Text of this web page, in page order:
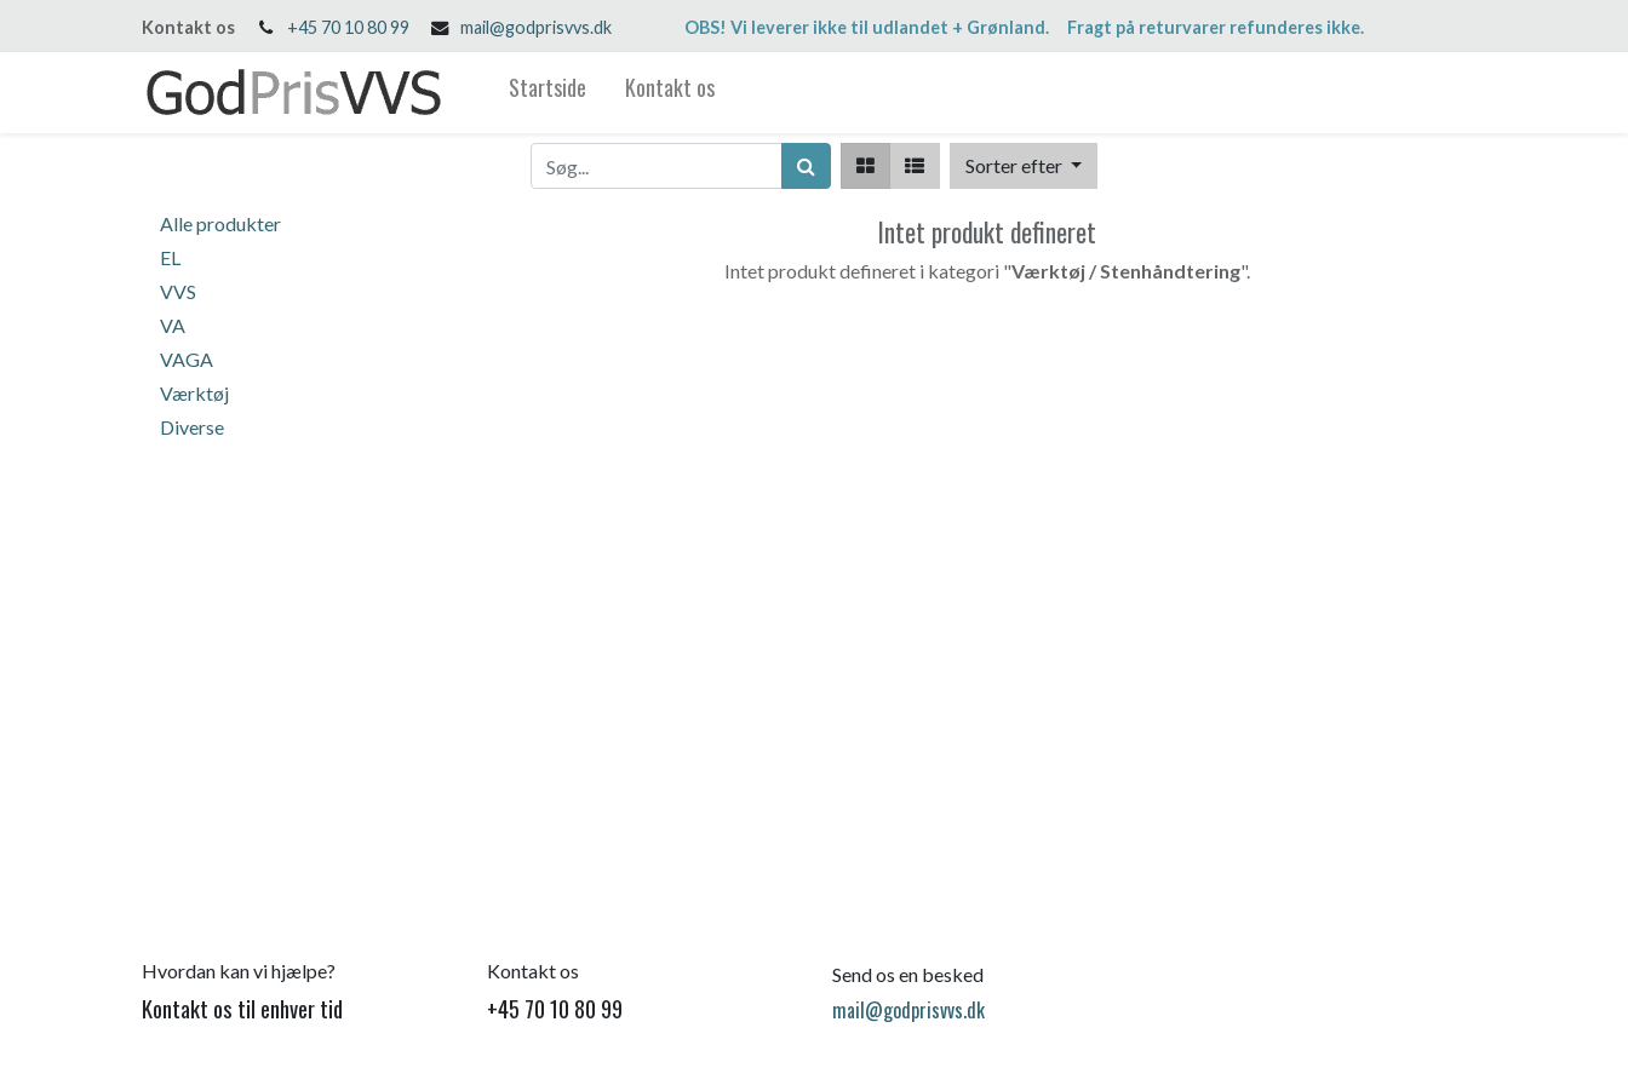
Kontakt os +45 70 10 80 99 mail@godprisvvs.dk OBS! Vi leverer ikke til udlandet + Grønland. Fragt på returvarer refunderes ikke.
Startside Kontakt os
Sorter efter
Alle produkter
EL
VVS
VA
VAGA
Værktøj
Diverse
Intet produkt defineret
Intet produkt defineret i kategori "Værktøj / Stenhåndtering".
Hvordan kan vi hjælpe?
Kontakt os til enhver tid
Kontakt os
+45 70 10 80 99
Send os en besked
mail@godprisvvs.dk